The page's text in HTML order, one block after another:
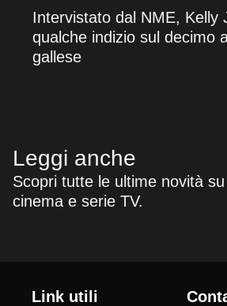
Intervistato dal NME, Kelly
qualche indizio sul decimo
gallese
Leggi anche
Scopri tutte le ultime novità su
cinema e serie TV.
Link utili